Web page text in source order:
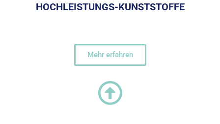
HOCHLEISTUNGS-KUNSTSTOFFE
Mehr erfahren